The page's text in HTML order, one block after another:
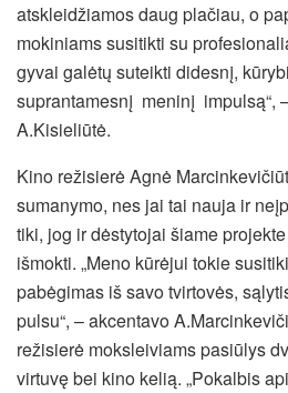
atskleidžiamos daug plačiau, o
mokiniams susitikti su
gyvai galėtų suteikti didesnį,
suprantamesnį meninį impulsą“,
A.Kisieliūtė.
Kino režisierė Agnė
sumanymo, nes jai tai nauja ir
tiki, jog ir dėstytojai šiame
išmokti. „Meno kūrėjui tokie
pabėgimas iš savo tvirtovės,
pulsu“, – akcentavo
režisierė moksleiviams pasiūlys
virtuvę bei kino kelią. „Pokalbis